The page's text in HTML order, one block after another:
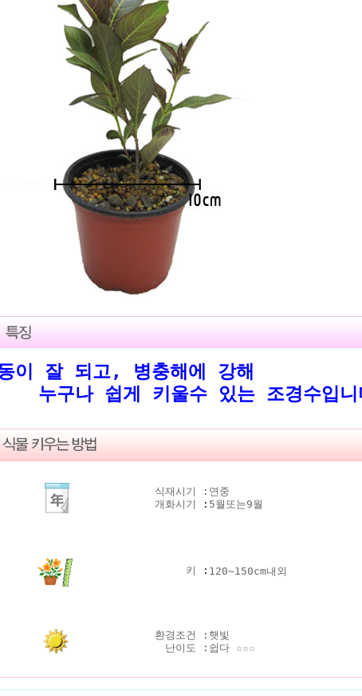
이 잘 되고, 병충해에 강해
나 쉽게 키울수 있는 조경수입니
식재시기 :
개화시기
:
연중
5월또는9월
키 : 120~150cm내외
환경조건 :
난이도 :
햇빛
쉽다 ☆☆☆